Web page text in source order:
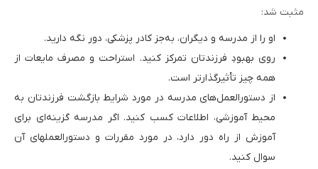
مثبت شد:
او را از مدرسه و دیگران، به‌جز کادر پزشکی، دور نگه دارید.
روی بهبودِ فرزندتان تمرکز کنید. استراحت و مصرف مایعات از
همه چیز تأثیرگذارتر است.
از دستورالعمل‌های مدرسه در مورد شرایط بازگشت فرزندتان به
محیط آموزشی، اطلاعات کسب کنید. اگر مدرسه گزینه‌ای برای
آموزش از راه دور دارد، در مورد مقررات و دستورالعمل­های آن
سوال کنید.